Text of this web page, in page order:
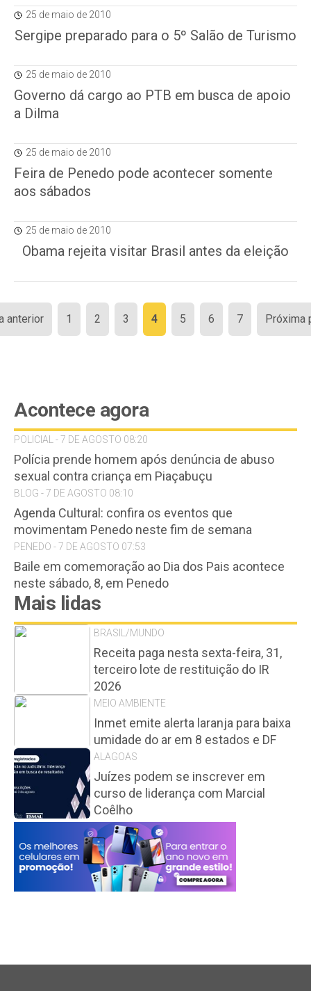
25 de maio de 2010
Sergipe preparado para o 5º Salão de Turismo
25 de maio de 2010
Governo dá cargo ao PTB em busca de apoio
a Dilma
25 de maio de 2010
Feira de Penedo pode acontecer somente
aos sábados
25 de maio de 2010
Obama rejeita visitar Brasil antes da eleição
Paginação
de
anterior 1 2 3 4 5 6 7 Próxima
Acontece agora
POLICIAL - 7 DE AGOSTO 08:20
Polícia prende homem após denúncia de abuso
sexual contra criança em Piaçabuçu
BLOG - 7 DE AGOSTO 08:10
Agenda Cultural: confira os eventos que
movimentam Penedo neste fim de semana
PENEDO - 7 DE AGOSTO 07:53
Baile em comemoração ao Dia dos Pais acontece
neste sábado, 8, em Penedo
Mais lidas
BRASIL/MUNDO
Receita paga nesta sexta-feira, 31,
terceiro lote de restituição do IR
2026
MEIO AMBIENTE
Inmet emite alerta laranja para baixa
umidade do ar em 8 estados e DF
ALAGOAS
Juízes podem se inscrever em
curso de liderança com Marcial
Coêlho